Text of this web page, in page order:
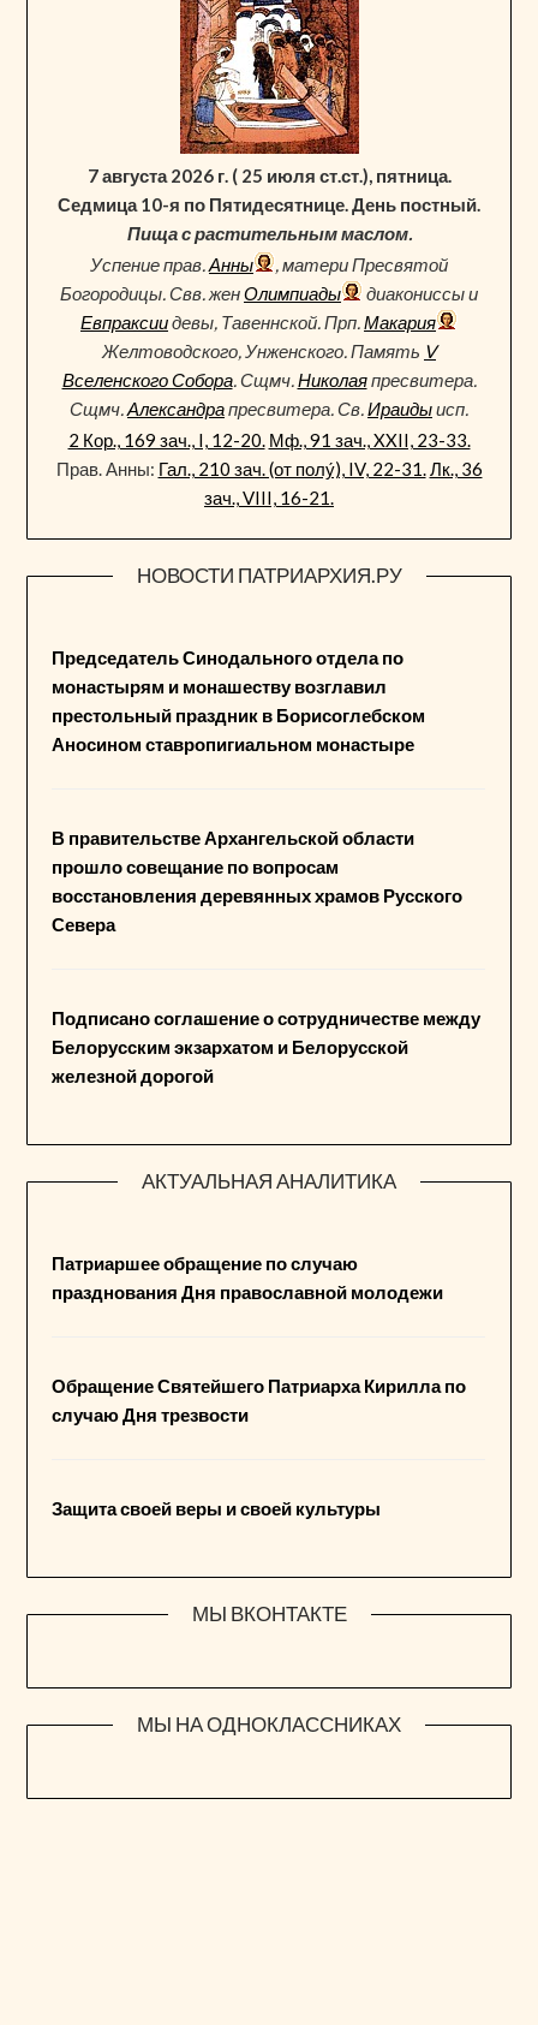
7 августа 2026 г. ( 25 июля ст.ст.), пятница.
Седмица 10-я по Пятидесятнице. День постный.
Пища с растительным маслом.
Успение прав.Анны
, матери Пресвятой
Богородицы. Свв. женОлимпиады
диакониссы и
Евпраксиидевы, Тавеннской. Прп.Макария
Желтоводского, Унженского. Память V
Вселенского Собора. Сщмч.Николаяпресвитера.
Сщмч.Александрапресвитера. Св.Ираидыисп.
2 Кор., 169 зач., I, 12-20. Мф., 91 зач., XXII, 23-33.
Прав. Анны: Гал., 210 зач. (от полу́), IV, 22-31.Лк., 36
зач., VIII, 16-21.
НОВОСТИ ПАТРИАРХИЯ.РУ
Председатель Синодального отдела по
монастырям и монашеству возглавил
престольный праздник в Борисоглебском
Аносином ставропигиальном монастыре
В правительстве Архангельской области
прошло совещание по вопросам
восстановления деревянных храмов Русского
Севера
Подписано соглашение о сотрудничестве между
Белорусским экзархатом и Белорусской
железной дорогой
АКТУАЛЬНАЯ АНАЛИТИКА
Патриаршее обращение по случаю
празднования Дня православной молодежи
Обращение Святейшего Патриарха Кирилла по
случаю Дня трезвости
Защита своей веры и своей культуры
МЫ ВКОНТАКТЕ
МЫ НА ОДНОКЛАССНИКАХ